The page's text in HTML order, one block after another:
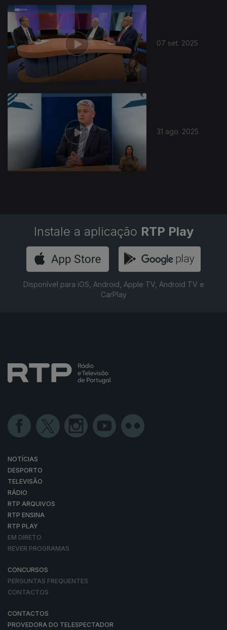
07 set. 2025
31 ago. 2025
872620
Instale a aplicação RTP Play
Disponível para iOS, Android, Apple TV, Android TV e
CarPlay
NOTÍCIAS
DESPORTO
TELEVISÃO
RÁDIO
RTP ARQUIVOS
RTP ENSINA
RTP PLAY
EM DIRETO
REVER PROGRAMAS
CONCURSOS
PERGUNTAS FREQUENTES
CONTACTOS
CONTACTOS
PROVEDORA DO TELESPECTADOR